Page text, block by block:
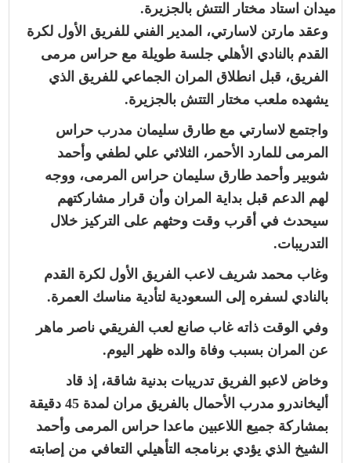
ميدان استاد مختار التتش بالجزيرة.
وعقد مارتن لاسارتي، المدير الفني للفريق الأول لكرة
القدم بالنادي الأهلي جلسة طويلة مع حراس مرمى
الفريق، قبل انطلاق المران الجماعي للفريق الذي
يشهده ملعب مختار التتش بالجزيرة.
واجتمع لاسارتي مع طارق سليمان مدرب حراس
المرمى للمارد الأحمر، الثلاثي علي لطفي وأحمد
شوبير وأحمد طارق سليمان حراس المرمى، ووجه
لهم الدعم قبل بداية المران وأن قرار مشاركتهم
سيحدث في أقرب وقت وحثهم على التركيز خلال
التدريبات.
وغاب محمد شريف لاعب الفريق الأول لكرة القدم
بالنادي لسفره إلى السعودية لتأدية مناسك العمرة.
وفي الوقت ذاته غاب صانع لعب الفريقي ناصر ماهر
عن المران بسبب وفاة والده ظهر اليوم.
وخاض لاعبو الفريق تدريبات بدنية شاقة، إذ قاد
أليخاندرو مدرب الأحمال بالفريق مران لمدة 45 دقيقة
بمشاركة جميع اللاعبين ماعدا حراس المرمى وأحمد
الشيخ الذي يؤدي برنامجه التأهيلي التعافي من إصابته